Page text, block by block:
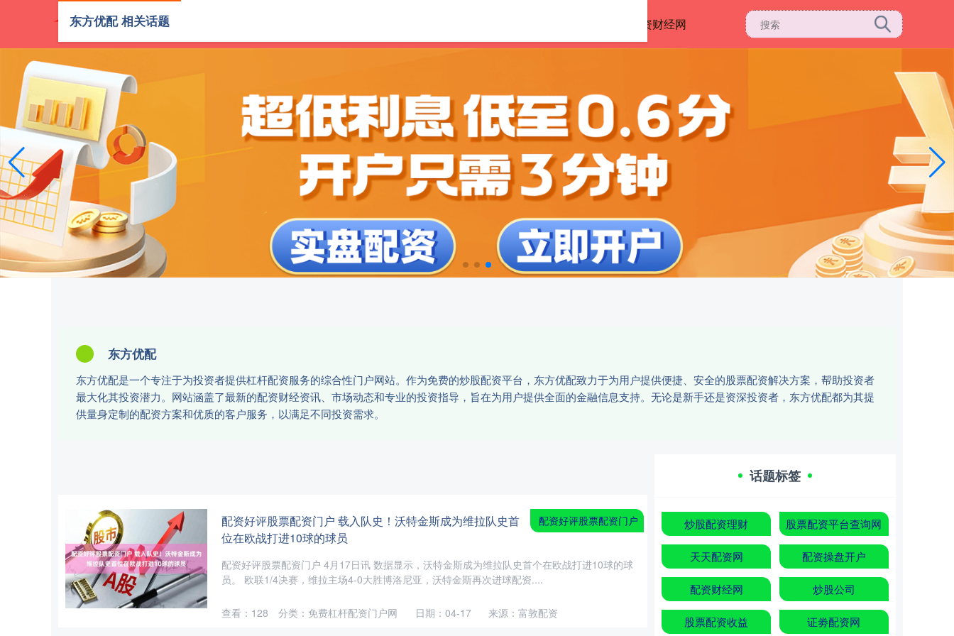
配资财经网
东方优配
东方优配是一个专注于为投资者提供杠杆配资服务的综合性门户网站。作为免费的炒股配资平台，东方优配致力于为用户提供便捷、安全的股票配资解决方案，帮助投资者
最大化其投资潜力。网站涵盖了最新的配资财经资讯、市场动态和专业的投资指导，旨在为用户提供全面的金融信息支持。无论是新手还是资深投资者，东方优配都为其提
供量身定制的配资方案和优质的客户服务，以满足不同投资需求。
东方优配 相关话题
配资好评股票配资门户 载入队史！沃特金斯成为维拉队史首
位在欧战打进10球的球员
配资好评股票配资门户 4月17日讯 数据显示，沃特金斯成为维拉队史首个在欧战打进10球的球
员。 欧联1/4决赛，维拉主场4-0大胜博洛尼亚，沃特金斯再次进球配资....
配资好评股票配资门户
日期：04-17 来源：富敦配资
查看： 128 分类： 免费杠杆配资门户网
话题标签
炒股配资理财 股票配资平台查询网
天天配资网 配资操盘开户
配资财经网 炒股公司
股票配资收益 证劵配资网